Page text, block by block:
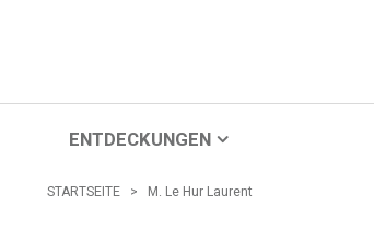
ENTDECKUNGEN
STARTSEITE > M. Le Hur Laurent